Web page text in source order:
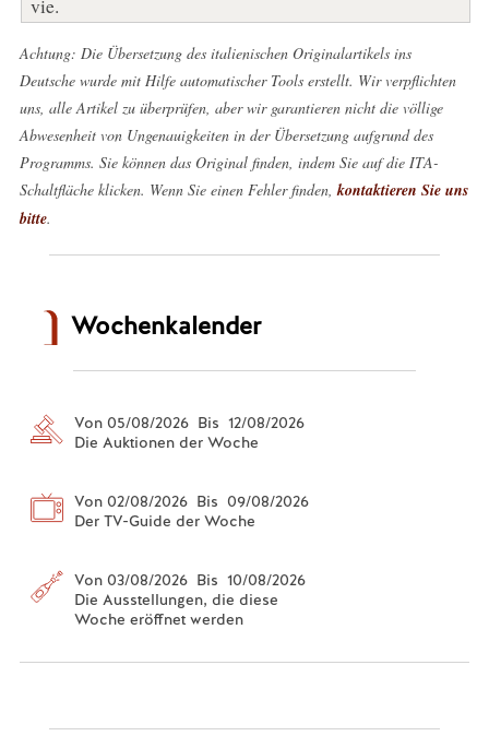
Achtung: Die Übersetzung des italienischen Originalartikels ins
Deutsche wurde mit Hilfe automatischer Tools erstellt. Wir verpflichten
uns, alle Artikel zu überprüfen, aber wir garantieren nicht die völlige
Abwesenheit von Ungenauigkeiten in der Übersetzung aufgrund des
Programms. Sie können das Original finden, indem Sie auf die ITA-
Schaltfläche klicken. Wenn Sie einen Fehler finden, kontaktieren Sie uns
bitte.
Wochenkalender
Von 05/08/2026 Bis 12/08/2026
Die Auktionen der Woche
Von 02/08/2026 Bis 09/08/2026
Der TV-Guide der Woche
Von 03/08/2026 Bis 10/08/2026
Die Ausstellungen, die diese
Woche eröffnet werden